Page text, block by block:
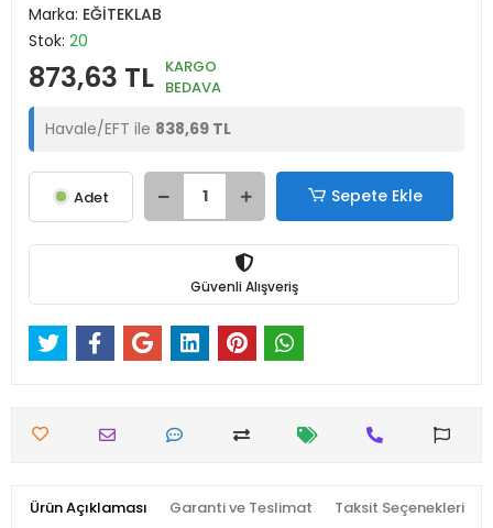
Marka: EĞİTEKLAB
Stok: 20
873,63 TL KARGO
BEDAVA
Havale/EFT ile 838,69 TL
Adet Sepete Ekle
Güvenli Alışveriş
Ürün Açıklaması Garanti ve Teslimat Taksit Seçenekleri